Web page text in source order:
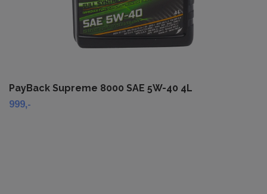
PayBack Supreme 8000 SAE 5W-40 4L
999,-